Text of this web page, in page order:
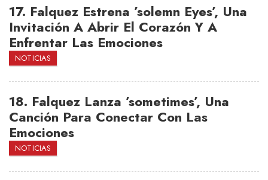
17. Falquez Estrena ’solemn Eyes’, Una
Invitación A Abrir El Corazón Y A
Enfrentar Las Emociones
NOTICIAS
18. Falquez Lanza ’sometimes’, Una
Canción Para Conectar Con Las
Emociones
NOTICIAS